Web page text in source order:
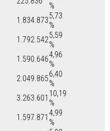
%
1.834.8735,73
%
1.792.5425,59
%
1.590.6464,96
%
2.049.8656,40
%
3.263.601 10,19
%
1.597.871 4,99
%